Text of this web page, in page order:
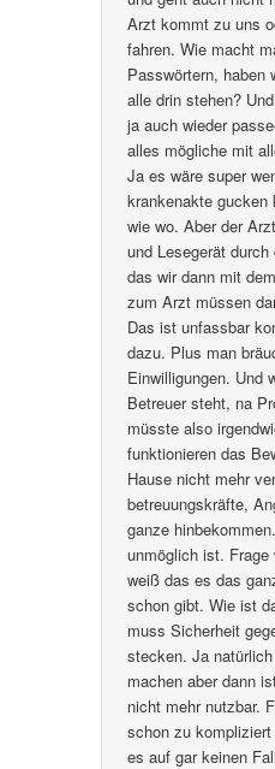
Arzt kommt zu uns
fahren. Wie macht
Passwörtern, haben
alle drin stehen?
ja auch wieder
alles mögliche mit
Ja es wäre super
krankenakte gucken
wie wo. Aber der
und Lesegerät
das wir dann mit
zum Arzt müssen
Das ist unfassbar
dazu. Plus man
Einwilligungen. Und
Betreuer steht, na
müsste also
funktionieren das
Hause nicht mehr
betreuungskräfte,
ganze
unmöglich ist.
weiß das es das
schon gibt. Wie ist
muss Sicherheit
stecken. Ja
machen aber dann
nicht mehr nutzbar.
schon zu
es auf gar keinen